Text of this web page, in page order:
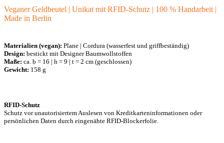
Veganer Geldbeutel | Unikat mit RFID-Schutz | 100 % Handarbeit |
Made in Berlin
Materialien (vegan): Plane | Cordura (wasserfest und griffbeständig)
Design: bestickt mit Designer Baumwollstoffen
Maße: ca. b = 16 | h = 9 | t = 2 cm (geschlossen)
Gewicht: 158 g
RFID-Schutz
Schutz vor unautorisiertem Auslesen von Kreditkarteninformationen oder
persönlichen Daten durch eingenähte RFID-Blockerfolie.